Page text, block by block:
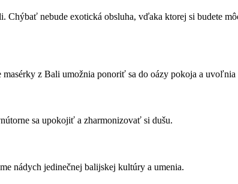
nebude exotická obsluha, vďaka ktorej si budete
z Bali umožnia ponoriť sa do oázy pokoja a
sa upokojiť a zharmonizovať si dušu.
nádych jedinečnej balijskej kultúry a umenia.